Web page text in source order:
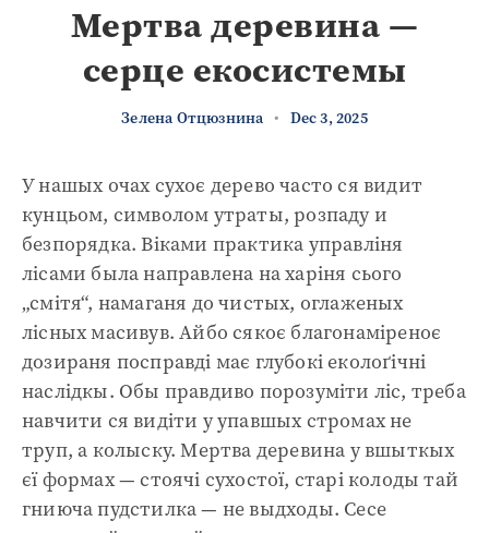
Мертва деревина —
серце екосистемы
Зелена Отцюзнина • Dec 3, 2025
У нашых очах сухоє дерево часто ся видит
кунцьом, символом утраты, розпаду и
безпорядка. Віками практика управліня
лісами была направлена на харіня сього
„смітя“, намаганя до чистых, оглаженых
лісных масивув. Айбо сякоє благонаміреноє
дозираня посправді має глубокі еколоґічні
наслідкы. Обы правдиво порозуміти ліс, треба
навчити ся видіти у упавшых стромах не
труп, а колыску. Мертва деревина у вшыткых
єї формах — стоячі сухостої, старі колоды тай
гниюча пудстилка — не выдходы. Сесе